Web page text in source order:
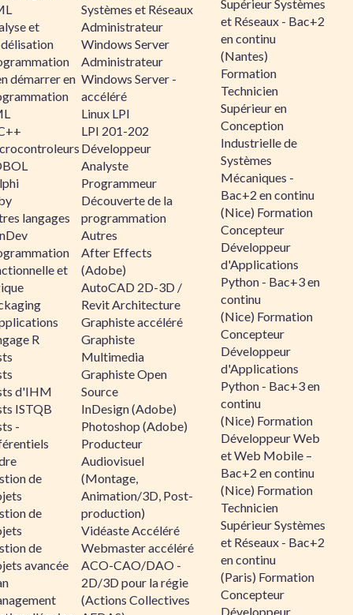
et
démarrer en
langages
et
R
d'IHM
ISTQB
-
de
de
de
avancée
Systèmes et Réseaux
Administrateur
Windows Server
Administrateur
Windows Server -
accéléré
Linux LPI
LPI 201-202
Développeur
Analyste
Programmeur
Découverte de la
programmation
Autres
After Effects
(Adobe)
AutoCAD 2D-3D /
Revit Architecture
Graphiste accéléré
Graphiste
Multimedia
Graphiste Open
Source
InDesign (Adobe)
Photoshop (Adobe)
Producteur
Audiovisuel
(Montage,
Animation/3D, Post-
production)
Vidéaste Accéléré
Webmaster accéléré
ACO-CAO/DAO -
2D/3D pour la régie
(Actions Collectives
Supérieur Systèmes
et Réseaux - Bac+2
en continu
(Nantes)
Formation
Technicien
Supérieur en
Conception
Industrielle de
Systèmes
Mécaniques -
Bac+2 en continu
(Nice) Formation
Concepteur
Développeur
d'Applications
Python - Bac+3 en
continu
(Nice) Formation
Concepteur
Développeur
d'Applications
Python - Bac+3 en
continu
(Nice) Formation
Développeur Web
et Web Mobile –
Bac+2 en continu
(Nice) Formation
Technicien
Supérieur Systèmes
et Réseaux - Bac+2
en continu
(Paris) Formation
Concepteur
Développeur